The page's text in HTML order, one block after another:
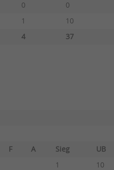
0 0
1 10
4
37
F A Sieg UB
1 10